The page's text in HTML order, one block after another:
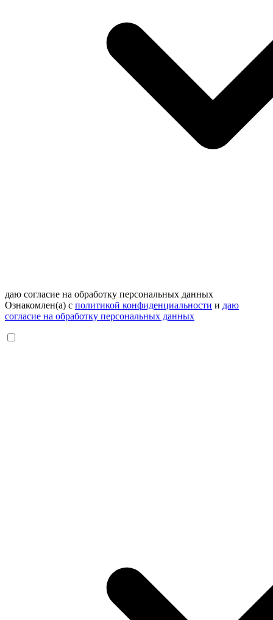
даю согласие на обработку персональных данных
Ознакомлен(а) с политикой конфиденциальности и даю
согласие на обработку персональных данных